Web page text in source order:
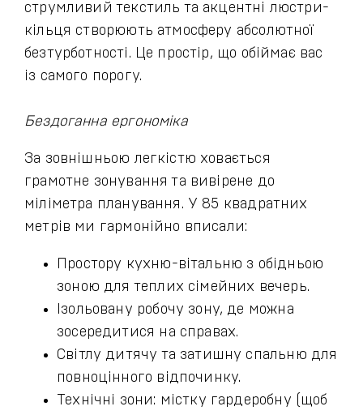
струмливий текстиль та акцентні люстри-
кільця створюють атмосферу абсолютної
безтурботності. Це простір, що обіймає вас
із самого порогу.
Бездоганна ергономіка
За зовнішньою легкістю ховається
грамотне зонування та вивірене до
міліметра планування. У 85 квадратних
метрів ми гармонійно вписали:
Простору кухню-вітальню з обідньою
зоною для теплих сімейних вечерь.
Ізольовану робочу зону, де можна
зосередитися на справах.
Світлу дитячу та затишну спальню для
повноцінного відпочинку.
Технічні зони: містку гардеробну (щоб